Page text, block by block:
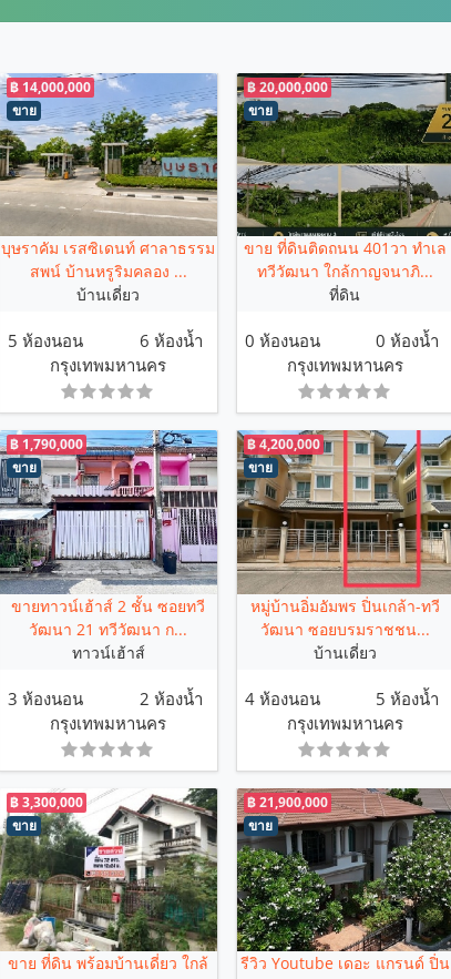
ขาย
฿ 14,000,000
บุษราคัม เรสซิเดนท์ ศาลาธรรม
สพน์ บ้านหรูริมคลอง ...
บ้านเดี่ยว
5 ห้องนอน
6 ห้องน้ำ
กรุงเทพมหานคร
ขาย
฿ 20,000,000
ขาย ที่ดินติดถนน 401วา ทำเล
ทวีวัฒนา ใกล้กาญจนาภิ...
ที่ดิน
0 ห้องนอน
0 ห้องน้ำ
กรุงเทพมหานคร
ขาย
฿ 1,790,000
ขายทาวน์เฮ้าส์ 2 ชั้น ซอยทวี
วัฒนา 21 ทวีวัฒนา ก...
ทาวน์เฮ้าส์
3 ห้องนอน
2 ห้องน้ำ
กรุงเทพมหานคร
ขาย
฿ 4,200,000
หมู่บ้านอิ่มอัมพร ปิ่นเกล้า-ทวี
วัฒนา ซอยบรมราชชน...
บ้านเดี่ยว
4 ห้องนอน
5 ห้องน้ำ
กรุงเทพมหานคร
ขาย
฿ 3,300,000
ขาย ที่ดิน พร้อมบ้านเดี่ยว ใกล้
ขาย
฿ 21,900,000
รีวิว Youtube เดอะ แกรนด์ ปิ่น